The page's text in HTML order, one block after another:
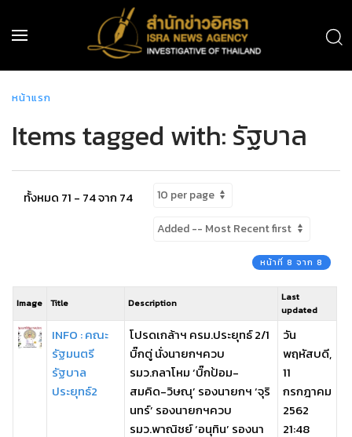
หน้าแรก
Items tagged with: รัฐบาล
ทั้งหมด 71 - 74 จาก 74
หน้าที่ 8 จาก 8
Image Title Description
Last
updated
INFO : คณะ
รัฐมนตรี
รัฐบาล
ประยุทธ์2
โปรดเกล้าฯ ครม.ประยุทธ์ 2/1
บิ๊กตู่ นั่งนายกฯควบ
รมว.กลาโหม ‘บิ๊กป้อม-
สมคิด-วิษณุ’ รองนายกฯ ‘จุริ
นทร์’ รองนายกฯควบ
รมว.พาณิชย์ ‘อนุทิน’ รองนา
วัน
พฤหัสบดี,
11
กรกฎาคม
2562
21:48